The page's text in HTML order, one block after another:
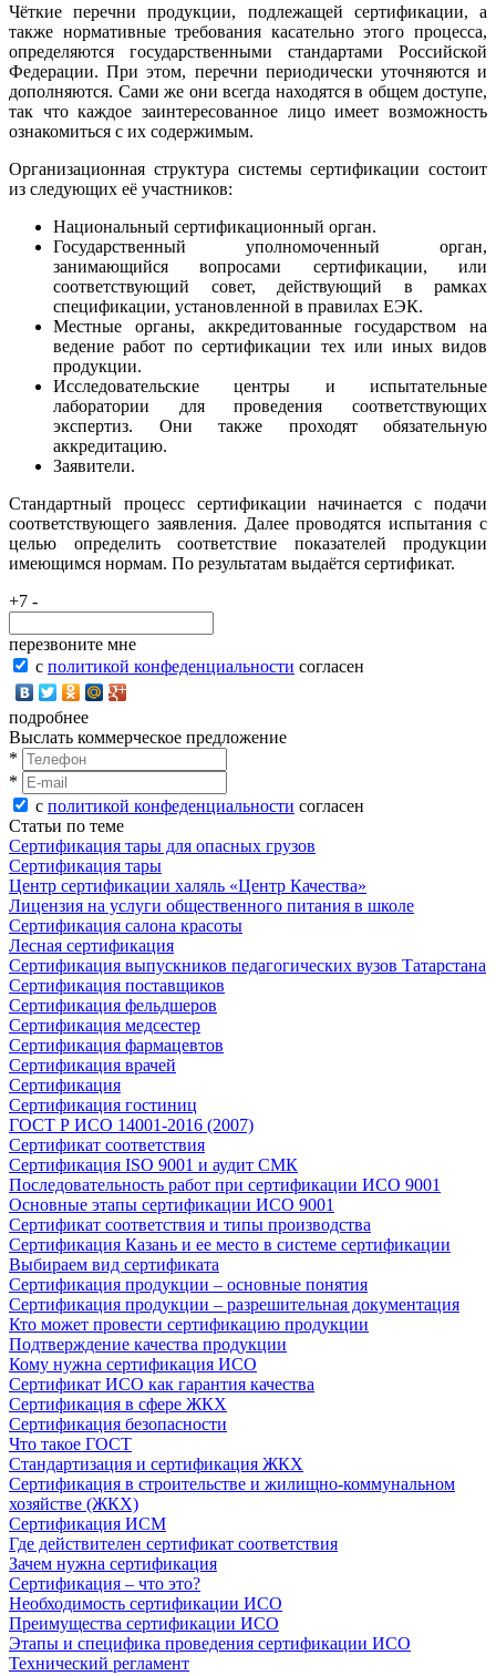
Чёткие перечни продукции, подлежащей сертификации, а
также нормативные требования касательно этого процесса,
определяются государственными стандартами Российской
Федерации. При этом, перечни периодически уточняются и
дополняются. Сами же они всегда находятся в общем доступе,
так что каждое заинтересованное лицо имеет возможность
ознакомиться с их содержимым.
Организационная структура системы сертификации состоит
из следующих её участников:
Национальный сертификационный орган.
Государственный уполномоченный орган,
занимающийся вопросами сертификации, или
соответствующий совет, действующий в рамках
спецификации, установленной в правилах ЕЭК.
Местные органы, аккредитованные государством на
ведение работ по сертификации тех или иных видов
продукции.
Исследовательские центры и испытательные
лаборатории для проведения соответствующих
экспертиз. Они также проходят обязательную
аккредитацию.
Заявители.
Стандартный процесс сертификации начинается с подачи
соответствующего заявления. Далее проводятся испытания с
целью определить соответствие показателей продукции
имеющимся нормам. По результатам выдаётся сертификат.
+7 -
перезвоните мне
с политикой конфеденциальности согласен
подробнее
Выслать коммерческое предложение
*
*
с политикой конфеденциальности согласен
Статьи по теме
Сертификация тары для опасных грузов
Сертификация тары
Центр сертификации халяль «Центр Качества»
Лицензия на услуги общественного питания в школе
Сертификация салона красоты
Лесная сертификация
Сертификация выпускников педагогических вузов Татарстана
Сертификация поставщиков
Сертификация фельдшеров
Сертификация медсестер
Сертификация фармацевтов
Сертификация врачей
Сертификация
Сертификация гостиниц
ГОСТ Р ИСО 14001-2016 (2007)
Сертификат соответствия
Сертификация ISO 9001 и аудит СМК
Последовательность работ при сертификации ИСО 9001
Основные этапы сертификации ИСО 9001
Сертификат соответствия и типы производства
Сертификация Казань и ее место в системе сертификации
Выбираем вид сертификата
Сертификация продукции – основные понятия
Сертификация продукции – разрешительная документация
Кто может провести сертификацию продукции
Подтверждение качества продукции
Кому нужна сертификация ИСО
Сертификат ИСО как гарантия качества
Сертификация в сфере ЖКХ
Сертификация безопасности
Что такое ГОСТ
Стандартизация и сертификация ЖКХ
Сертификация в строительстве и жилищно-коммунальном
хозяйстве (ЖКХ)
Сертификация ИСМ
Где действителен сертификат соответствия
Зачем нужна сертификация
Сертификация – что это?
Необходимость сертификации ИСО
Преимущества сертификации ИСО
Этапы и специфика проведения сертификации ИСО
Технический регламент